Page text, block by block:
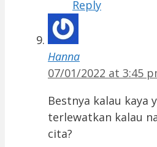
Reply
Hanna
07/01/2022 at 3:45
Bestnya kalau kaya
terlewatkan kalau
cita?